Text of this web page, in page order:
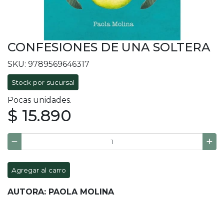
CONFESIONES DE UNA SOLTERA
SKU: 9789569646317
Stock por sucursal
Pocas unidades.
$ 15.890
Agregar al carro
AUTORA: PAOLA MOLINA